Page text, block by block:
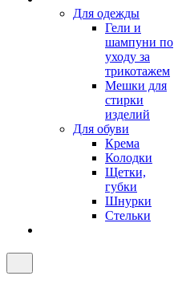
Для одежды
Гели и
шампуни по
уходу за
трикотажем
Мешки для
стирки
изделий
Для обуви
Крема
Колодки
Щетки,
губки
Шнурки
Стельки